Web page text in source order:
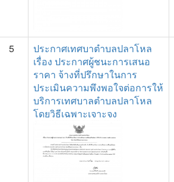
5
ประกาศเทศบาตำบลปลาโหล
เรื่อง ประกาศผู้ชนะการเสนอ
ราคา จ้างที่ปรึกษาในการ
ประเมินความพึงพอใจต่อการให้
บริการเทศบาลตำบลปลาโหล
โดยวิธีเฉพาะเจาะจง